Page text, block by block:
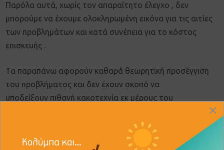
Παρόλα αυτά, χωρίς τον απαραίτητο έλεγχο , δεν
μπορούμε να έχουμε ολοκληρωμένη εικόνα για τις αιτίες
των προβλημάτων και κατά συνέπεια για το κόστος
επισκευής .
Τα παραπάνω αφορούν καθαρά θεωρητική προσέγγιση
του προβλήματος και δεν έχουν σκοπό να
υποδείξουν πιθανή κακοτεχνία εκ μέρους του
×